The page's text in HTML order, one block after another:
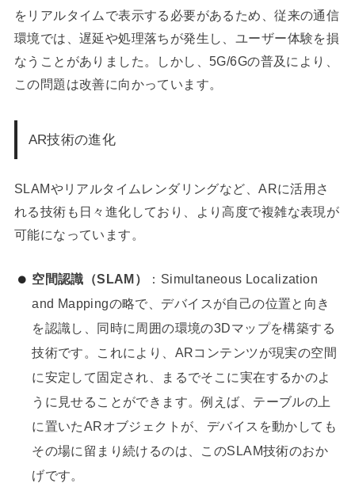
をリアルタイムで表示する必要があるため、従来の通信
環境では、遅延や処理落ちが発生し、ユーザー体験を損
なうことがありました。しかし、5G/6Gの普及により、
この問題は改善に向かっています。
AR技術の進化
SLAMやリアルタイムレンダリングなど、ARに活用さ
れる技術も日々進化しており、より高度で複雑な表現が
可能になっています。
空間認識（SLAM）
：Simultaneous Localization
and Mappingの略で、デバイスが自己の位置と向き
を認識し、同時に周囲の環境の3Dマップを構築する
技術です。これにより、ARコンテンツが現実の空間
に安定して固定され、まるでそこに実在するかのよ
うに見せることができます。例えば、テーブルの上
に置いたARオブジェクトが、デバイスを動かしても
その場に留まり続けるのは、このSLAM技術のおか
げです。